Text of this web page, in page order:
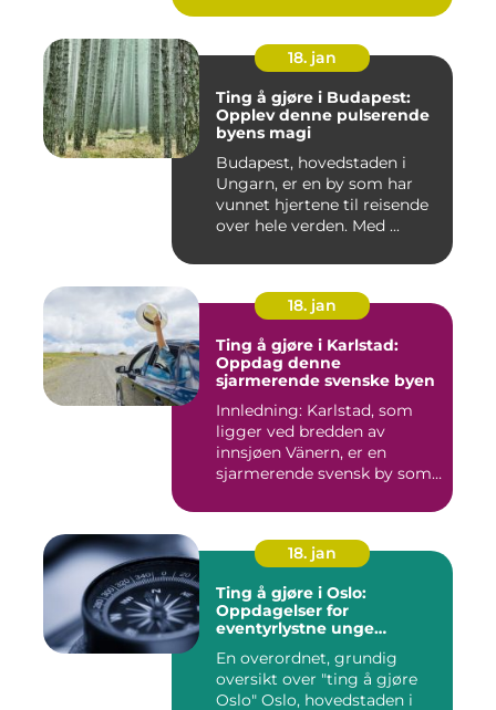
18. jan
Ting å gjøre i Budapest:
Opplev denne pulserende
byens magi
Budapest, hovedstaden i
Ungarn, er en by som har
vunnet hjertene til reisende
over hele verden. Med ...
18. jan
Ting å gjøre i Karlstad:
Oppdag denne
sjarmerende svenske byen
Innledning: Karlstad, som
ligger ved bredden av
innsjøen Vänern, er en
sjarmerende svensk by som
18. jan
Ting å gjøre i Oslo:
Oppdagelser for
eventyrlystne unge
En overordnet, grundig
oversikt over "ting å gjøre
Oslo" Oslo, hovedstaden i